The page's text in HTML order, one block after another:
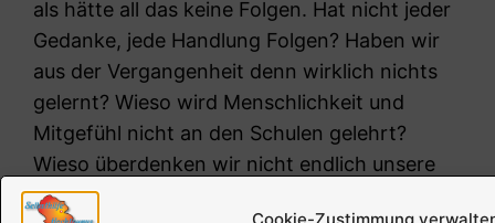
Cookie-Zustimmung
als hätte all das keine Folgen. Hat nicht jeder
Gedanke, jede Handlung Folgen? Haben wir
aus der Vergangenheit denn wirklich nichts
gelernt? Wieso wird Menschlichkeit und
Mitgefühl nicht an den Schulen gelehrt?
Wieso überdenken wir nicht endlich unsere
Werte und handeln aus dem Herzen?